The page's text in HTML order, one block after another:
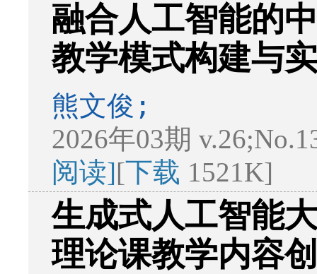
融合人工智能的
教学模式构建与
熊文俊;
2026年03期
阅读][下载 1521K]
生成式人工智能
理论课教学内容